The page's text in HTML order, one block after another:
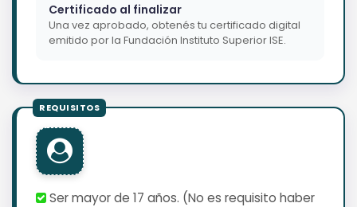
Certificado al finalizar
Una vez aprobado, obtenés tu certificado digital
emitido por la Fundación Instituto Superior ISE.
Ser mayor de 17 años. (No es requisito haber